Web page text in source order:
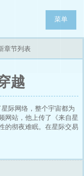
菜单
章节列表
越
际网络，整个宇宙都为
网站，他上传了《来自星
的彻夜难眠。在星际交易